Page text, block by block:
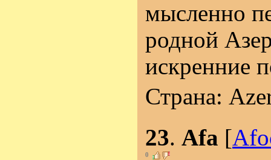
мысленно
родной
искренние
Страна:
23. Afa [
0